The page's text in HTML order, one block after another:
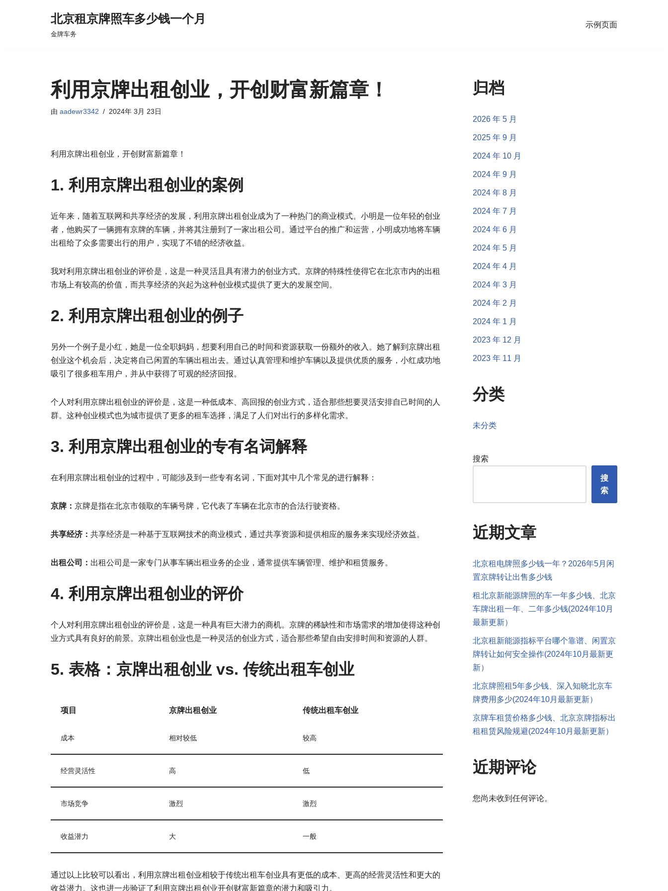
北京租京牌照车多少钱一个月
金牌车务
示例页面
利用京牌出租创业，开创财富新篇章！
由 aadewr3342 2024年 3月 23日
利用京牌出租创业，开创财富新篇章！
1. 利用京牌出租创业的案例
近年来，随着互联网和共享经济的发展，利用京牌出租创业成为了一种热门的商业模式。小明是一位年轻的创业
者，他购买了一辆拥有京牌的车辆，并将其注册到了一家出租公司。通过平台的推广和运营，小明成功地将车辆
出租给了众多需要出行的用户，实现了不错的经济收益。
我对利用京牌出租创业的评价是，这是一种灵活且具有潜力的创业方式。京牌的特殊性使得它在北京市内的出租
市场上有较高的价值，而共享经济的兴起为这种创业模式提供了更大的发展空间。
2. 利用京牌出租创业的例子
另外一个例子是小红，她是一位全职妈妈，想要利用自己的时间和资源获取一份额外的收入。她了解到京牌出租
创业这个机会后，决定将自己闲置的车辆出租出去。通过认真管理和维护车辆以及提供优质的服务，小红成功地
吸引了很多租车用户，并从中获得了可观的经济回报。
个人对利用京牌出租创业的评价是，这是一种低成本、高回报的创业方式，适合那些想要灵活安排自己时间的人
群。这种创业模式也为城市提供了更多的租车选择，满足了人们对出行的多样化需求。
3. 利用京牌出租创业的专有名词解释
在利用京牌出租创业的过程中，可能涉及到一些专有名词，下面对其中几个常见的进行解释：
京牌： 京牌是指在北京市领取的车辆号牌，它代表了车辆在北京市的合法行驶资格。
共享经济： 共享经济是一种基于互联网技术的商业模式，通过共享资源和提供相应的服务来实现经济效益。
出租公司： 出租公司是一家专门从事车辆出租业务的企业，通常提供车辆管理、维护和租赁服务。
4. 利用京牌出租创业的评价
个人对利用京牌出租创业的评价是，这是一种具有巨大潜力的商机。京牌的稀缺性和市场需求的增加使得这种创
业方式具有良好的前景。京牌出租创业也是一种灵活的创业方式，适合那些希望自由安排时间和资源的人群。
5. 表格：京牌出租创业 vs. 传统出租车创业
项目 京牌出租创业 传统出租车创业
成本 相对较低 较高
经营灵活性 高 低
市场竞争 激烈 激烈
收益潜力 大 一般
通过以上比较可以看出，利用京牌出租创业相较于传统出租车创业具有更低的成本、更高的经营灵活性和更大的
收益潜力。这也进一步验证了利用京牌出租创业开创财富新篇章的潜力和吸引力。
归档
2026 年 5 月
2025 年 9 月
2024 年 10 月
2024 年 9 月
2024 年 8 月
2024 年 7 月
2024 年 6 月
2024 年 5 月
2024 年 4 月
2024 年 3 月
2024 年 2 月
2024 年 1 月
2023 年 12 月
2023 年 11 月
分类
未分类
搜索
搜
索
近期文章
北京租电牌照多少钱一年？2026年5月闲
置京牌转让出售多少钱
租北京新能源牌照的车一年多少钱、北京
车牌出租一年、二年多少钱(2024年10月
最新更新）
北京租新能源指标平台哪个靠谱、闲置京
牌转让如何安全操作(2024年10月最新更
新）
北京牌照租5年多少钱、深入知晓北京车
牌费用多少(2024年10月最新更新）
京牌车租赁价格多少钱、北京京牌指标出
租租赁风险规避(2024年10月最新更新）
近期评论
您尚未收到任何评论。